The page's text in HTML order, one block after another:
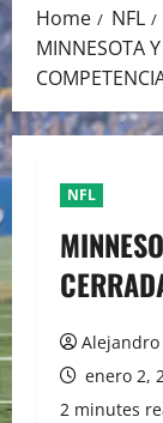
Home
NFL
MINNESOTA
NFL
Alejandro
enero 2,
2 minutes